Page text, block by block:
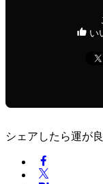
い
シェアしたら運が